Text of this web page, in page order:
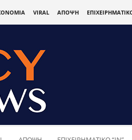
VIRAL ΑΠΟΨΗ